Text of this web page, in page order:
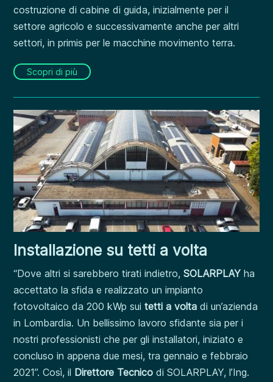
costruzione di cabine di guida, inizialmente per il
settore agricolo e successivamente anche per altri
settori, in primis per le macchine movimento terra.
Scopri di più
Installazione su tetti a volta
“Dove altri si sarebbero tirati indietro, SOLARPLAY ha
accettato la sfida e realizzato un impianto
fotovoltaico da 200 kWp sui tetti a volta di un’azienda
in Lombardia. Un bellissimo lavoro sfidante sia per i
nostri professionisti che per gli installatori, iniziato e
concluso in appena due mesi, tra gennaio e febbraio
2021”. Così, il Direttore Tecnicodi SOLARPLAY, l’Ing.